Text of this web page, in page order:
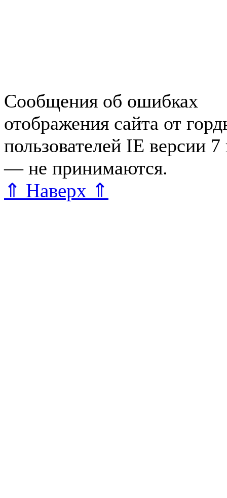
Сообщения об ошибках
отображения сайта от
пользователей IE версии
— не принимаются.
⇑ Наверх ⇑